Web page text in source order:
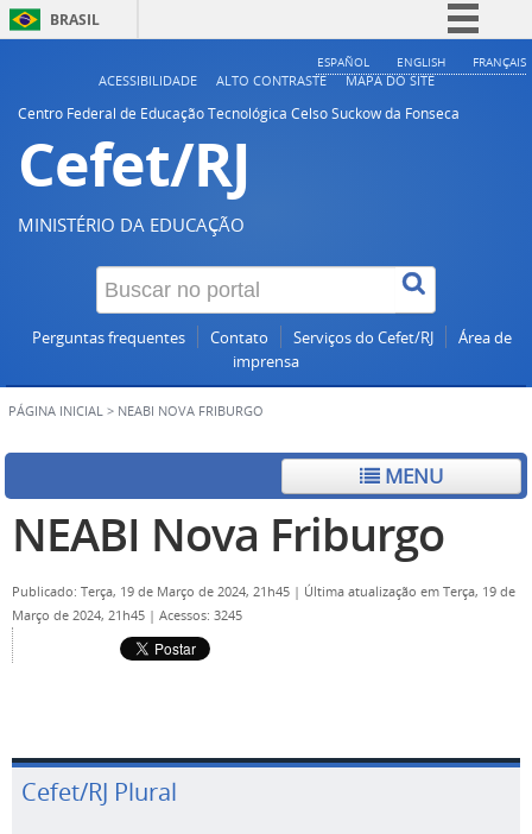
BRASIL
Simplifique!
ESPAÑOL ENGLISH FRANÇAIS
ACESSIBILIDADE ALTO CONTRASTE
MAPA DO SITE
Centro Federal de Educação Tecnológica Celso Suckow da Fonseca
Cefet/RJ
MINISTÉRIO DA EDUCAÇÃO
Perguntas frequentes Contato Serviços do Cefet/RJ
Área de
imprensa
PÁGINA INICIAL > NEABI NOVA FRIBURGO
MENU
NEABI Nova Friburgo
Publicado: Terça, 19 de Março de 2024, 21h45 | Última atualização em Terça, 19 de
Março de 2024, 21h45 | Acessos: 3245
Cefet/RJ Plural